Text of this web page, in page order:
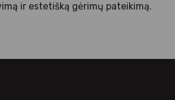
ir estetišką gėrimų pateikimą.